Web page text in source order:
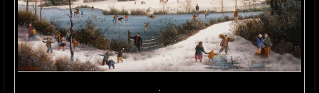
.